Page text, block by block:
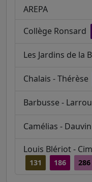
AREPA
Collège Ronsard
Les Jardins de la
Chalais - Thérèse
Barbusse -
Camélias - Dauvin
Louis Blériot -
131 186 286